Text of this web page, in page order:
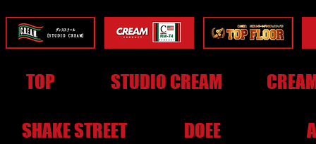
TOP STUDIO CREAM
SHAKE STREET DOEE